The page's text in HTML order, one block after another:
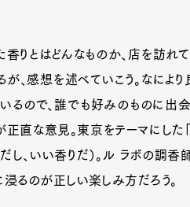
りとはどんなものか、店を訪れ
、感想を述べていこう。なによ
るので、誰でも好みのものに出
直な意見。東京をテーマにした「
だし、いい香りだ）。ル ラボの調
るのが正しい楽しみ方だろう。